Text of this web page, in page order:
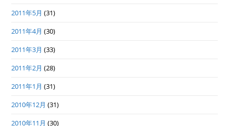
2011年5月 (31)
2011年4月 (30)
2011年3月 (33)
2011年2月 (28)
2011年1月 (31)
2010年12月 (31)
2010年11月 (30)